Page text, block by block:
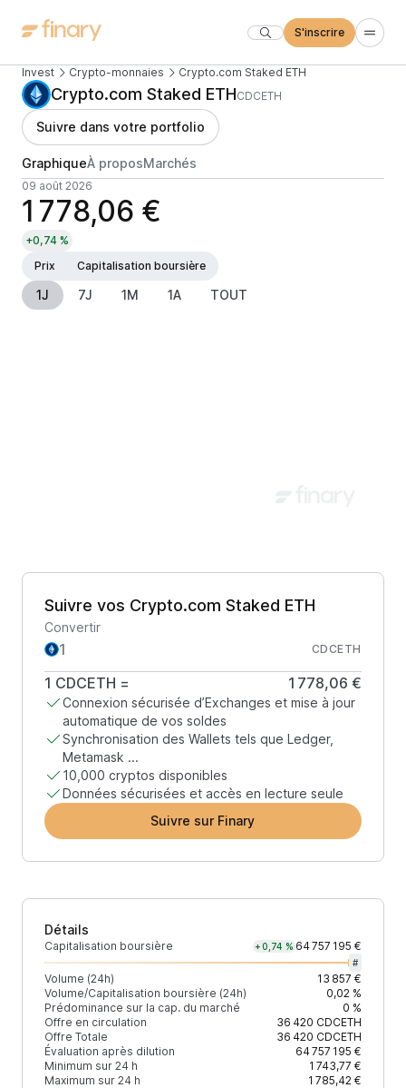
S'inscrire
Invest Crypto-monnaies Crypto.com Staked ETH
Crypto.com Staked ETHCDCETH
Suivre dans votre portfolio
GraphiqueÀ proposMarchés
09 août 2026
1 778,06 €
+0,74 %
Prix
Capitalisation boursière
1J 7J 1M 1A TOUT
Suivre vos Crypto.com Staked ETH
Convertir
CDCETH
1 CDCETH = 1 778,06 €
Connexion sécurisée d’Exchanges et mise à jour
automatique de vos soldes
Synchronisation des Wallets tels que Ledger,
Metamask ...
10,000 cryptos disponibles
Données sécurisées et accès en lecture seule
Suivre sur Finary
Détails
Capitalisation boursière +0,74 % 64 757 195 €
#
Volume (24h)
13 857 €
Volume/Capitalisation boursière (24h)
0,02 %
Prédominance sur la cap. du marché
0 %
Offre en circulation
36 420 CDCETH
Offre Totale
36 420 CDCETH
Évaluation après dilution
64 757 195 €
Minimum sur 24 h
1 743,77 €
Maximum sur 24 h
1 785,42 €